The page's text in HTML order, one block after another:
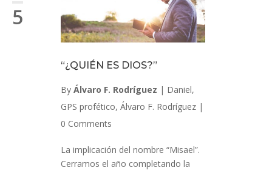
5
“¿QUIÉN ES DIOS?”
By Álvaro F. Rodríguez | Daniel,
GPS profético, Álvaro F. Rodríguez |
0 Comments
La implicación del nombre “Misael”.
Cerramos el año completando la